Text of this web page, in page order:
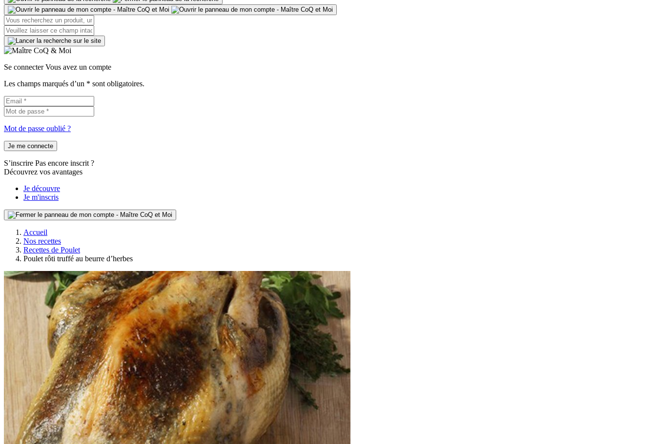
Se connecter Vous avez un compte
Les champs marqués d’un * sont obligatoires.
Mot de passe oublié ?
Je me connecte
S’inscrire Pas encore inscrit ?
Découvrez vos avantages
Je découvre
Je m'inscris
Accueil
Nos recettes
Recettes de Poulet
Poulet rôti truffé au beurre d’herbes